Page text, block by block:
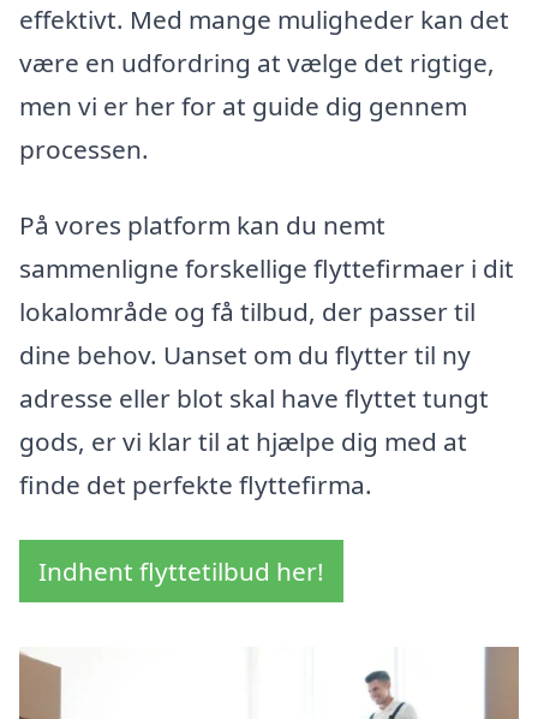
effektivt. Med mange muligheder kan det
være en udfordring at vælge det rigtige,
men vi er her for at guide dig gennem
processen.
På vores platform kan du nemt
sammenligne forskellige flyttefirmaer i dit
lokalområde og få tilbud, der passer til
dine behov. Uanset om du flytter til ny
adresse eller blot skal have flyttet tungt
gods, er vi klar til at hjælpe dig med at
finde det perfekte flyttefirma.
Indhent flyttetilbud her!